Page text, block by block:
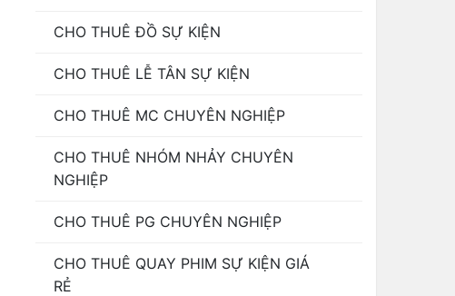
CHO THUÊ ĐỒ SỰ KIỆN
CHO THUÊ LỄ TÂN SỰ KIỆN
CHO THUÊ MC CHUYÊN NGHIỆP
CHO THUÊ NHÓM NHẢY CHUYÊN
NGHIỆP
CHO THUÊ PG CHUYÊN NGHIỆP
CHO THUÊ QUAY PHIM SỰ KIỆN GIÁ
RẺ